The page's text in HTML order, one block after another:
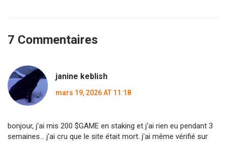
7 Commentaires
janine keblish
mars 19, 2026 AT 11:18
bonjour, j'ai mis 200 $GAME en staking et j'ai rien eu pendant 3
semaines... j'ai cru que le site était mort. j'ai même vérifié sur